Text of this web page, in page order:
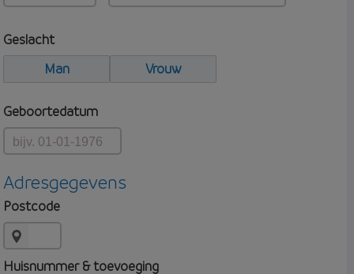
Geslacht
Man
Vrouw
Geboortedatum
Adresgegevens
Postcode
Huisnummer & toevoeging